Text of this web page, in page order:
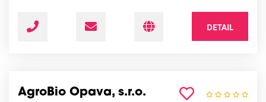
DETAIL
AgroBio Opava, s.r.o.